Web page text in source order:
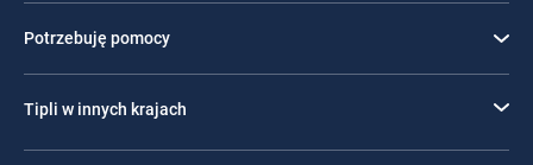
Potrzebuję pomocy
Tipli w innych krajach